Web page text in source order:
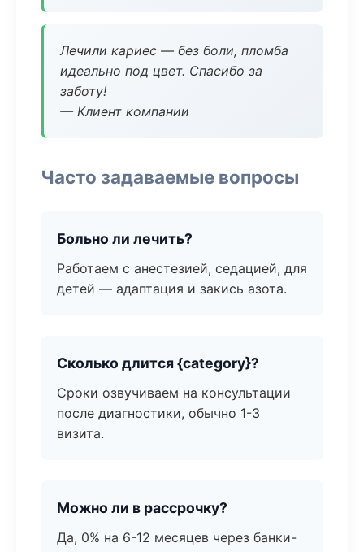
Лечили кариес — без боли, пломба
идеально под цвет. Спасибо за
заботу!
— Клиент компании
Часто задаваемые вопросы
Больно ли лечить?
Работаем с анестезией, седацией, для
детей — адаптация и закись азота.
Сколько длится {category}?
Сроки озвучиваем на консультации
после диагностики, обычно 1-3
визита.
Можно ли в рассрочку?
Да, 0% на 6-12 месяцев через банки-